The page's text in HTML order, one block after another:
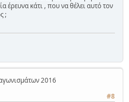
έρευνα κάτι , που να θέλει αυτό τον
;
2016
#8